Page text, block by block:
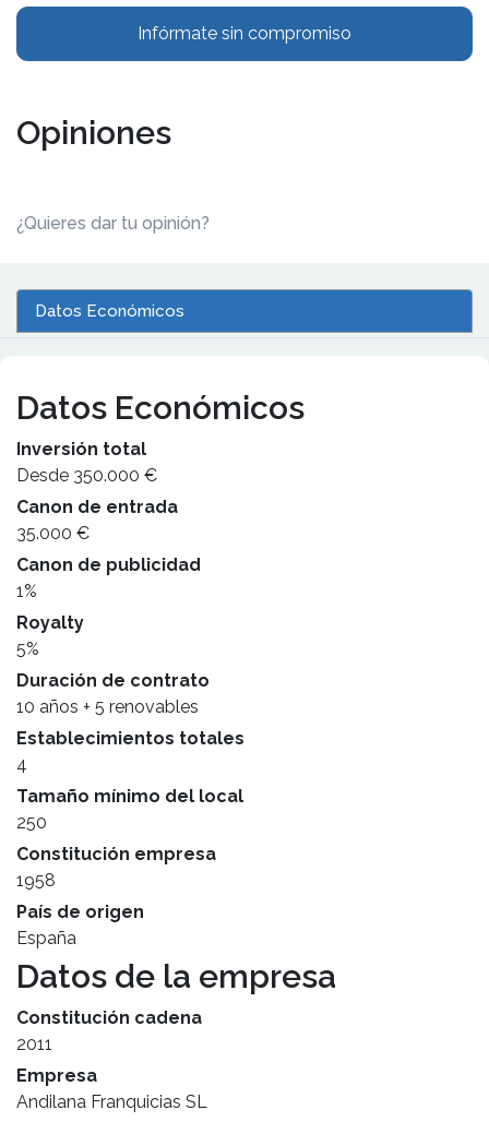
Infórmate sin compromiso
Opiniones
¿Quieres dar tu opinión?
Datos Económicos
Datos Económicos
Inversión total
Desde 350.000 €
Canon de entrada
35.000 €
Canon de publicidad
1%
Royalty
5%
Duración de contrato
10 años + 5 renovables
Establecimientos totales
4
Tamaño mínimo del local
250
Constitución empresa
1958
País de origen
España
Datos de la empresa
Constitución cadena
2011
Empresa
Andilana Franquicias SL